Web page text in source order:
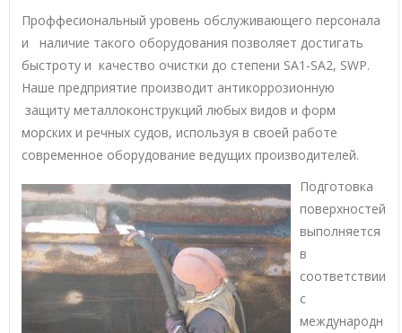
Проффесиональный уровень обслуживающего персонала
и наличие такого оборудования позволяет достигать
быстроту и качество очистки до степени SA1-SA2, SWP.
Наше предприятие производит антикоррозионную
защиту металлоконструкций любых видов и форм
морских и речных судов, используя в своей работе
современное оборудование ведущих производителей.
Подготовка
поверхностей
выполняется
в
соответствии
с
международн